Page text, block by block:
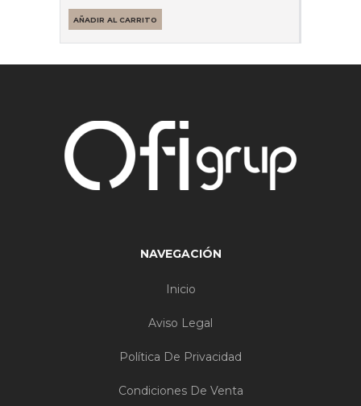
AÑADIR AL CARRITO
NAVEGACIÓN
Inicio
Aviso Legal
Política De Privacidad
Condiciones De Venta